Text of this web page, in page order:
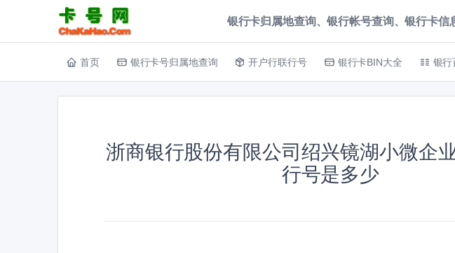
银行卡归属地查询、银行帐号查询、银行卡
首页 银行卡号归属地查询 开户行联行号 银行卡BIN大全 银行
浙商银行股份有限公司绍兴镜湖小微企
行号是多少